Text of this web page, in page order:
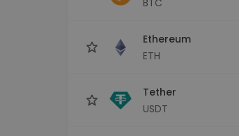
Ethereum
ETH
Tether
USDT